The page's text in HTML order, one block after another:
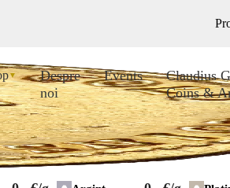
▼
Despre
noi
Events
Claudius
Coins &